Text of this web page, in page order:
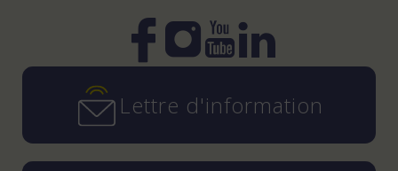
Instagram
YouTube
LinkedIn
Lettre d'information